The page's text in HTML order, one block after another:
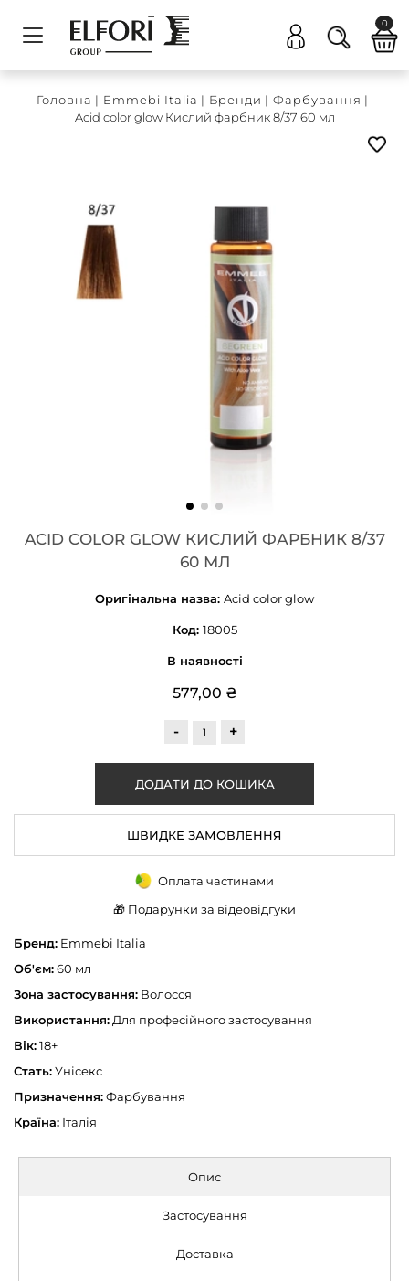
0
Головна | Emmebi Italia | Бренди | Фарбування |
Acid color glow Кислий фарбник 8/37 60 мл
ACID COLOR GLOW КИСЛИЙ ФАРБНИК 8/37
60 МЛ
Оригінальна назва: Acid color glow
Код: 18005
В наявності
577,00 ₴
- +
ШВИДКЕ ЗАМОВЛЕННЯ
Оплата частинами
🎁 Подарунки за відеовідгуки
Бренд: Emmebi Italia
Об'єм:60 мл
Зона застосування: Волосся
Використання: Для професійного застосування
Вік:18+
Стать:Унісекс
Призначення:Фарбування
Країна: Італія
Опис
Застосування
Доставка